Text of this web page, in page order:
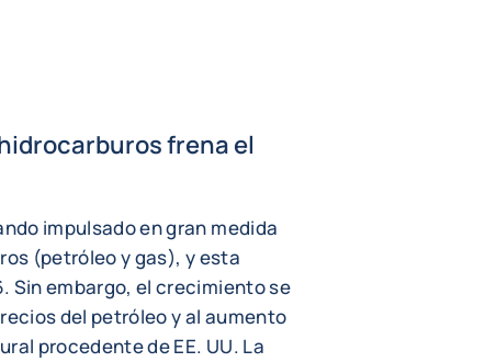
frena el
impulsado en gran medida
(petróleo y gas), y esta
Sin embargo, el crecimiento se
del petróleo y al aumento
procedente de EE. UU. La